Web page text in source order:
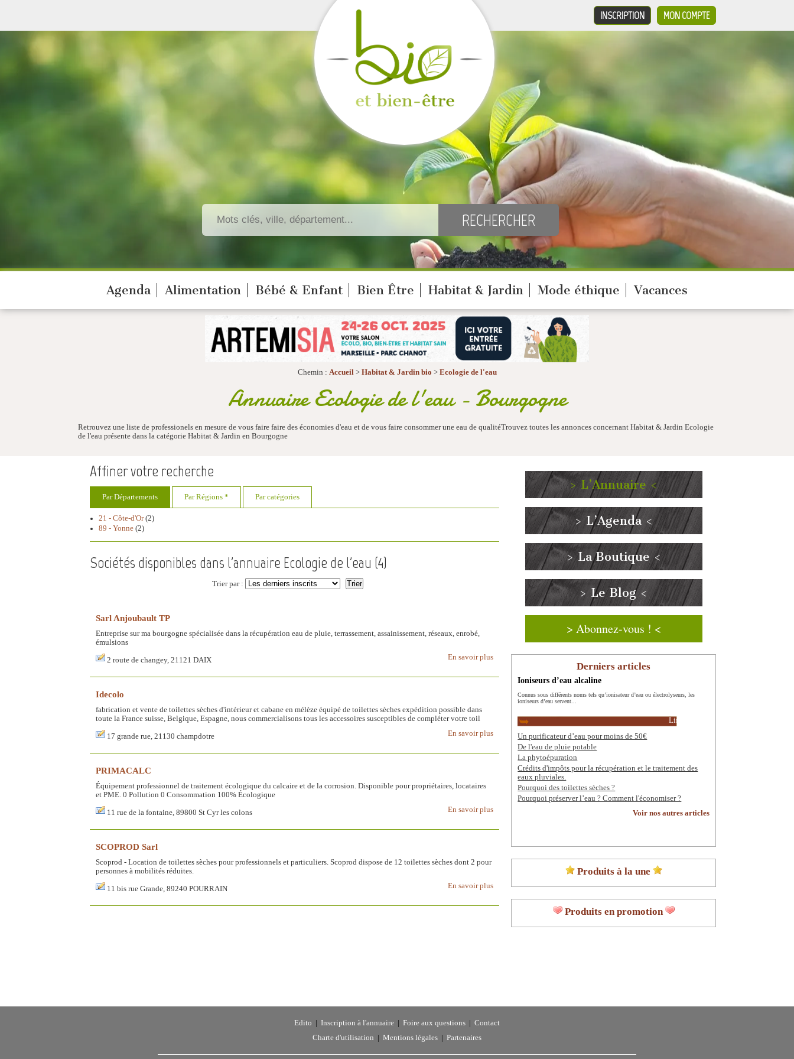
MON COMPTE
INSCRIPTION
Agenda Alimentation Bébé & Enfant Bien Être Habitat & Jardin Mode éthique Vacances
Chemin : Accueil> Habitat & Jardin bio > Ecologie de l'eau
Annuaire Ecologie de l'eau - Bourgogne
Retrouvez une liste de professionels en mesure de vous faire faire des économies d'eau et de vous faire consommer une eau de qualitéTrouvez toutes les annonces concernant Habitat & Jardin Ecologie
de l'eau présente dans la catégorie Habitat & Jardin en Bourgogne
Affiner votre recherche
Par Départements Par Régions * Par catégories
21 - Côte-d'Or(2)
89 - Yonne (2)
Sociétés disponibles dans l'annuaire Ecologie de l'eau (4)
Trier par :
Sarl Anjoubault TP
Entreprise sur ma bourgogne spécialisée dans la récupération eau de pluie, terrassement, assainissement, réseaux, enrobé,
émulsions
En savoir plus
2 route de changey, 21121 DAIX
Idecolo
fabrication et vente de toilettes sèches d'intérieur et cabane en mélèze équipé de toilettes sèches expédition possible dans
toute la France suisse, Belgique, Espagne, nous commercialisons tous les accessoires susceptibles de compléter votre toil
En savoir plus
17 grande rue, 21130 champdotre
PRIMACALC
Équipement professionnel de traitement écologique du calcaire et de la corrosion. Disponible pour propriétaires, locataires
et PME. 0 Pollution 0 Consommation 100% Écologique
En savoir plus
11 rue de la fontaine, 89800 St Cyr les colons
SCOPROD Sarl
Scoprod - Location de toilettes sèches pour professionnels et particuliers. Scoprod dispose de 12 toilettes sèches dont 2 pour
personnes à mobilités réduites.
En savoir plus
11 bis rue Grande, 89240 POURRAIN
> L’Annuaire <
> L’Agenda <
> La Boutique <
> Le Blog <
> Abonnez-vous ! <
Derniers articles
Ioniseurs d’eau alcaline
Connus sous différents noms tels qu’ionisateur d’eau ou électrolyseurs, les
ioniseurs d’eau servent...
Lire la suite
Un purificateur d’eau pour moins de 50€
De l'eau de pluie potable
La phytoépuration
Crédits d'impôts pour la récupération et le traitement des
eaux pluviales.
Pourquoi des toilettes sèches ?
Pourquoi préserver l’eau ? Comment l'économiser ?
Voir nos autres articles
Produits à la une
Produits en promotion
Edito Inscription à l'annuaire Foire aux questions
Contact
Charte d'utilisation
Mentions légales Partenaires